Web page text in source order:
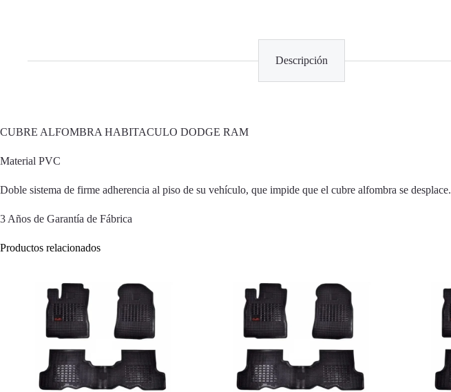
Descripción
CUBRE ALFOMBRA HABITACULO DODGE RAM
Material PVC
Doble sistema de firme adherencia al piso de su vehículo, que impide que el cubre alfombra se desplace.
3 Años de Garantía de Fábrica
Productos relacionados